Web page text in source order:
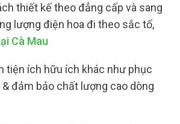
thiết kế theo đẳng cấp và sang
lượng điện hoa đi theo sắc tố,
Cà Mau
tiện ích hữu ích khác như phục
đảm bảo chất lượng cao dòng